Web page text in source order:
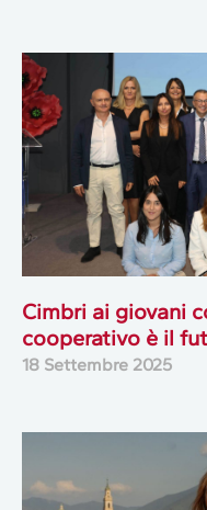
Cimbri ai giovani
cooperativo è il
18 Settembre 2025